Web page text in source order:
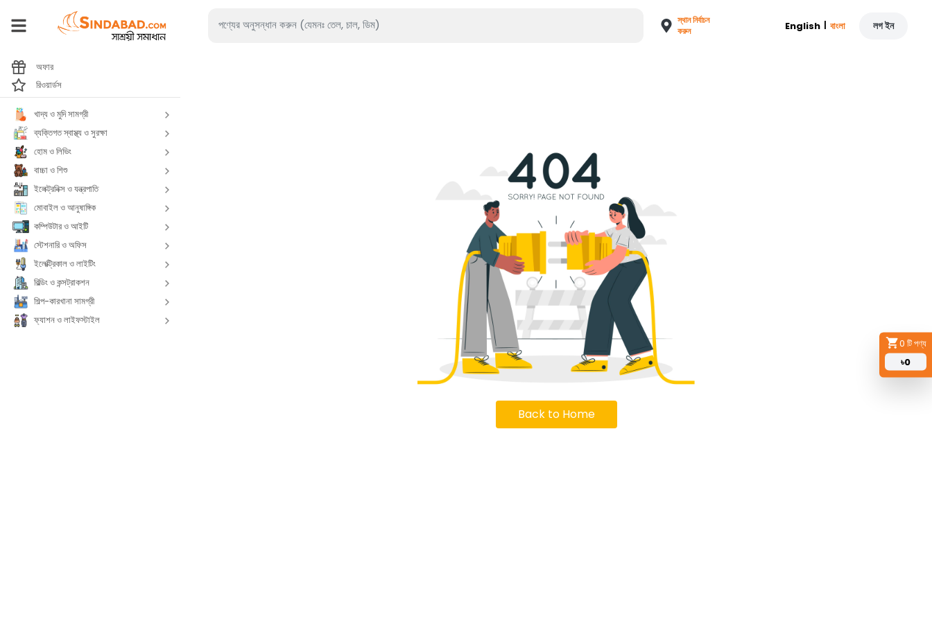
0 টি পণ্য
৳0
স্থান নির্বাচন
করুন
English | বাংলা লগ ইন
অফার
রিওয়ার্ডস
খাদ্য ও মুদি সামগ্রী
ব্যক্তিগত স্বাস্থ্য ও সুরক্ষা
হোম ও লিভিং
বাচ্চা ও শিশু
ইলেক্ট্রনিক্স ও যন্ত্রপাতি
মোবাইল ও আনুষাঙ্গিক
কম্পিউটার ও আইটি
স্টেশনারি ও অফিস
ইলেক্ট্রিকাল ও লাইটিং
বিল্ডিং ও কন্সট্রাকশন
শিল্প-কারখানা সামগ্রী
ফ্যাশন ও লাইফস্টাইল
Back to Home